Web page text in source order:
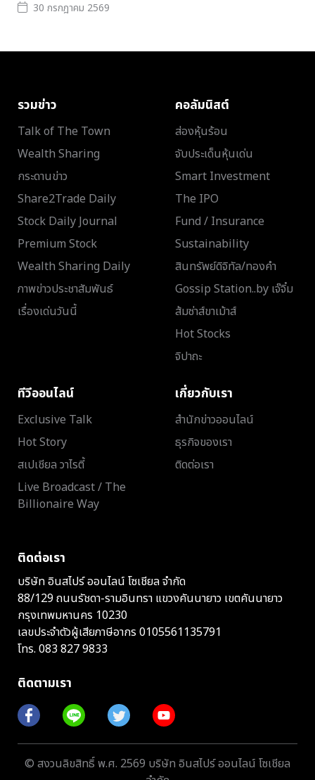
30 กรกฎาคม 2569
รวมข่าว
Talk of The Town
Wealth Sharing
กระดานข่าว
Share2Trade Daily
Stock Daily Journal
Premium Stock
Wealth Sharing Daily
ภาพข่าวประชาสัมพันธ์
เรื่องเด่นวันนี้
คอลัมนิสต์
ส่องหุ้นร้อน
จับประเด็นหุ้นเด่น
Smart Investment
The IPO
Fund / Insurance
Sustainability
สินทรัพย์ดิจิทัล/ทองคำ
Gossip Station..by เจ๊จิ๋ม
ส้มซ่าส์ขาเม้าส์
Hot Stocks
จิปาถะ
ทีวีออนไลน์
Exclusive Talk
Hot Story
สเปเชียล วาไรตี้
Live Broadcast / The
Billionaire Way
เกี่ยวกับเรา
สำนักข่าวออนไลน์
ธุรกิจของเรา
ติดต่อเรา
ติดต่อเรา
บริษัท อินสไปร์ ออนไลน์ โซเชียล จำกัด
88/129 ถนนรัชดา-รามอินทรา แขวงคันนายาว เขตคันนายาว
กรุงเทพมหานคร 10230
เลขประจำตัวผู้เสียภาษีอากร 0105561135791
โทร. 083 827 9833
ติดตามเรา
© สงวนลิขสิทธิ์ พ.ศ. 2569 บริษัท อินสไปร์ ออนไลน์ โซเชียล